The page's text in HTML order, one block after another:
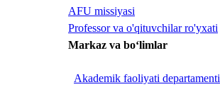
AFU missiyasi
Professor va o'qituvchilar ro'yxati
Markaz va bo‘limlar
Akademik faoliyati departamenti